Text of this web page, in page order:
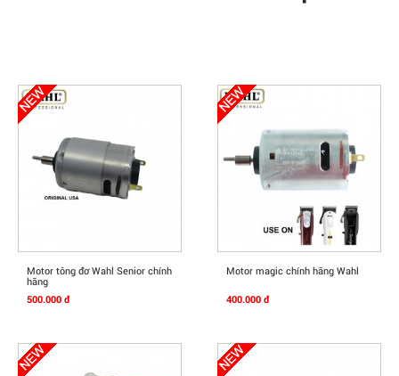
Mua Ngay
Motor tông đơ Wahl Senior chính
hãng
500.000 đ
Mua Ngay
Motor magic chính hãng Wahl
400.000 đ